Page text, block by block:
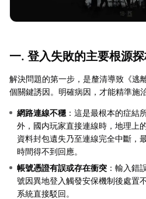
一. 登入失敗的主要根源
解決問題的第一步，是釐清導致《逃
個關鍵誘因。明確病因，才能精準施治
網路連線不穩 ：這是最根本的症結
外，國内玩家直接連線時，地理上
資料封包遺失乃至連線完全中斷，
時間得不到回應。
帳號憑證有誤或存在衝突 ：輸入錯
號因異地登入觸發安保機制後處置
系統直接駁回。